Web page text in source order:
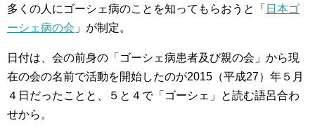
多くの人にゴーシェ病のことを知ってもらおうと「 日本ゴ
ーシェ病の会 」が制定。
日付は、会の前身の「ゴーシェ病患者及び親の会」から現
在の会の名前で活動を開始したのが2015（平成27）年５月
４日だったことと、５と４で「ゴーシェ」と読む語呂合わ
せから。